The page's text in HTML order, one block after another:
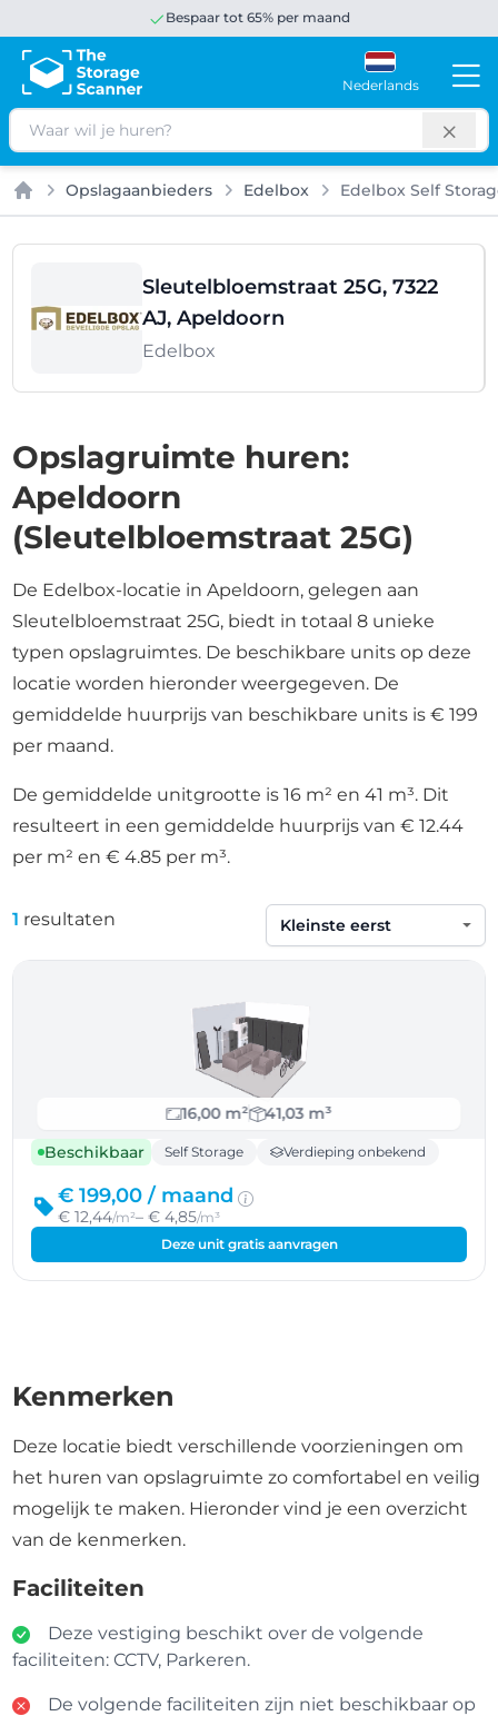
Bespaar tot 65% per maand
Nederlands
Zoeken
Home
Opslagaanbieders Edelbox Edelbox Self
Sleutelbloemstraat 25G, 7322
AJ, Apeldoorn
Edelbox
Opslagruimte huren:
Apeldoorn
(Sleutelbloemstraat 25G)
De Edelbox-locatie in Apeldoorn, gelegen aan
Sleutelbloemstraat 25G, biedt in totaal 8 unieke
typen opslagruimtes. De beschikbare units op deze
locatie worden hieronder weergegeven. De
gemiddelde huurprijs van beschikbare units is € 199
per maand.
De gemiddelde unitgrootte is 16 m² en 41 m³. Dit
resulteert in een gemiddelde huurprijs van € 12.44
per m² en € 4.85 per m³.
1 resultaten
Sorteren op
16,00 m²
41,03 m³
Beschikbaar
Self Storage Verdieping onbekend
€ 199,00 / maand
€ 12,44/m²– € 4,85/m³
Deze unit gratis aanvragen
Kenmerken
Deze locatie biedt verschillende voorzieningen om
het huren van opslagruimte zo comfortabel en veilig
mogelijk te maken. Hieronder vind je een overzicht
van de kenmerken.
Faciliteiten
Deze vestiging beschikt over de volgende
faciliteiten: CCTV, Parkeren.
De volgende faciliteiten zijn niet beschikbaar op